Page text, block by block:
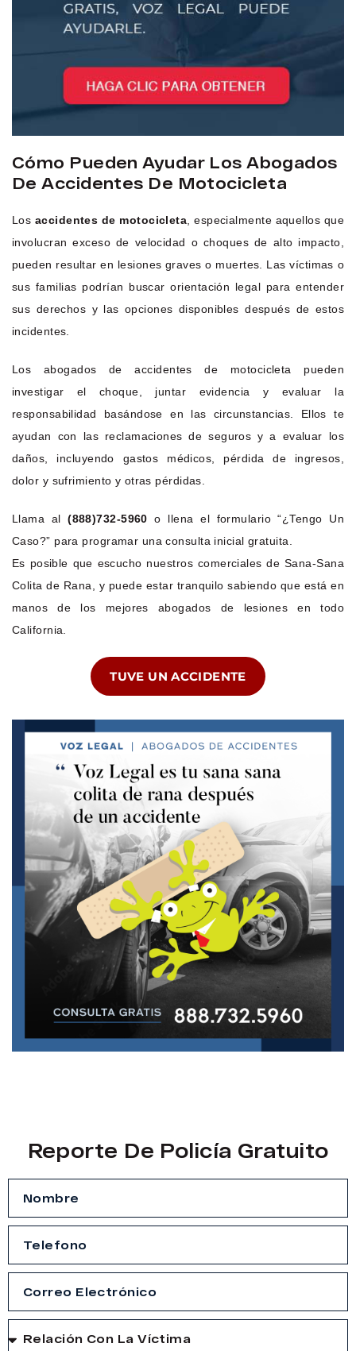
Cómo Pueden Ayudar Los Abogados
De Accidentes De Motocicleta
Los accidentes de motocicleta , especialmente aquellos que
involucran exceso de velocidad o choques de alto impacto,
pueden resultar en lesiones graves o muertes. Las víctimas o
sus familias podrían buscar orientación legal para entender
sus derechos y las opciones disponibles después de estos
incidentes.
Los abogados de accidentes de motocicleta pueden
investigar el choque, juntar evidencia y evaluar la
responsabilidad basándose en las circunstancias. Ellos te
ayudan con las reclamaciones de seguros y a evaluar los
daños, incluyendo gastos médicos, pérdida de ingresos,
dolor y sufrimiento y otras pérdidas.
Llama al(888)732-5960 o llena el formulario “¿Tengo Un
Caso?” para programar una consulta inicial gratuita.
Es posible que escucho nuestros comerciales de Sana-Sana
Colita de Rana, y puede estar tranquilo sabiendo que está en
manos de los mejores abogados de lesiones en todo
California.
TUVE UN ACCIDENTE
Reporte De Policía Gratuito